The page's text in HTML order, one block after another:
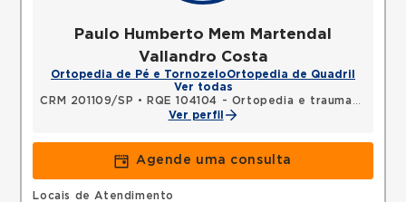
Paulo Humberto Mem Martendal
Vallandro Costa
Ortopedia de Pé e TornozeloOrtopedia de Quadril
Ver todas
CRM 201109/SP •
RQE 104104 - Ortopedia e traumatologia
Ver perfil
Agende uma consulta
Locais de Atendimento